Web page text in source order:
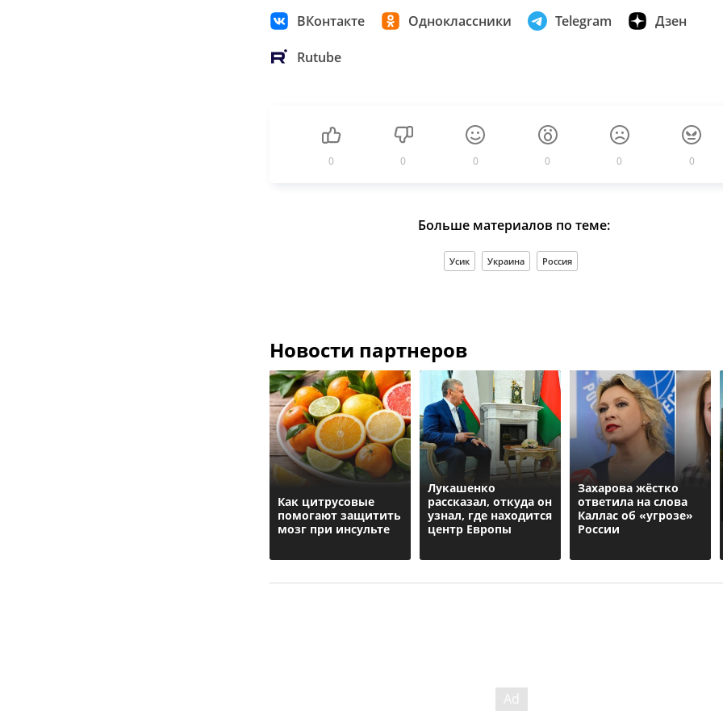
ВКонтакте Одноклассники Telegram Дзен
Rutube
0 0 0 0 0 0
Больше материалов по теме:
Усик Украина Россия
Новости партнеров
Как цитрусовые
помогают защитить
мозг при инсульте
Лукашенко
рассказал, откуда он
узнал, где находится
центр Европы
Захарова жёстко
ответила на слова
Каллас об «угрозе»
России